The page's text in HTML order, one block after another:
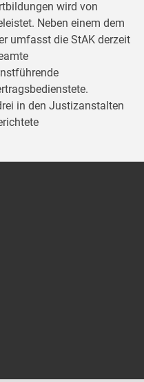
wird von
Neben einem dem
umfasst die StAK derzeit
in den Justizanstalten